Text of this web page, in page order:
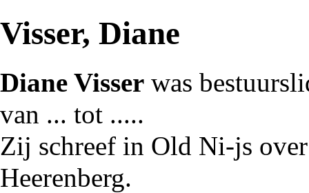
Visser, Diane
Diane Visser was
van ... tot .....
Zij schreef in Old Ni-js
Heerenberg.